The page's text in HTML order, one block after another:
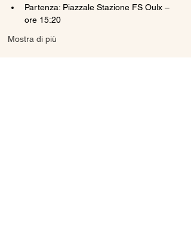
Partenza: Piazzale Stazione FS Oulx –
ore 15:20
Mostra di più